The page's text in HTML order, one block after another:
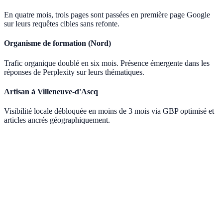
En quatre mois, trois pages sont passées en première page Google
sur leurs requêtes cibles sans refonte.
Organisme de formation (Nord)
Trafic organique doublé en six mois. Présence émergente dans les
réponses de Perplexity sur leurs thématiques.
Artisan à Villeneuve-d'Ascq
Visibilité locale débloquée en moins de 3 mois via GBP optimisé et
articles ancrés géographiquement.